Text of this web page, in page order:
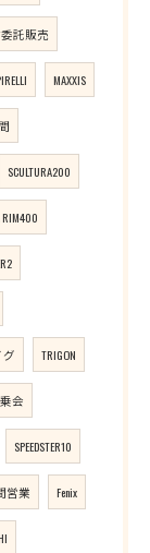
託販売
MAXXIS
SCULTURA200
RIM400
TRIGON
会
SPEEDSTER10
営業 Fenix